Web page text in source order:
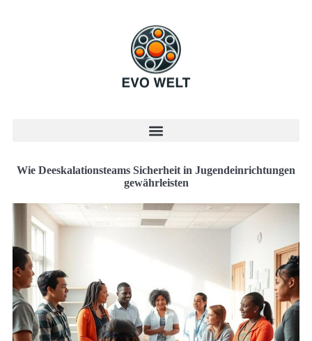
Wie Deeskalationsteams Sicherheit in Jugendeinrichtungen
gewährleisten